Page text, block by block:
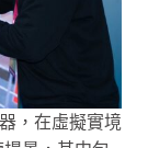
，在虛擬實境